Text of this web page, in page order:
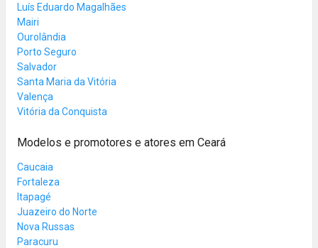
Luís Eduardo Magalhães
Mairi
Ourolândia
Porto Seguro
Salvador
Santa Maria da Vitória
Valença
Vitória da Conquista
Modelos e promotores e atores em Ceará
Caucaia
Fortaleza
Itapagé
Juazeiro do Norte
Nova Russas
Paracuru